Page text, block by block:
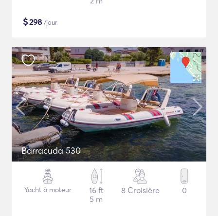
$298 /jour
Barracuda 530
Yacht à moteur
16 ft
5 m
8 Croisière 0